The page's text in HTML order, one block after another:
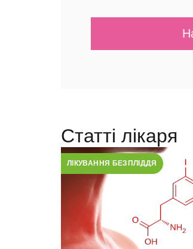
Статті лікаря
ЛІКУВАННЯ БЕЗПЛІДДЯ